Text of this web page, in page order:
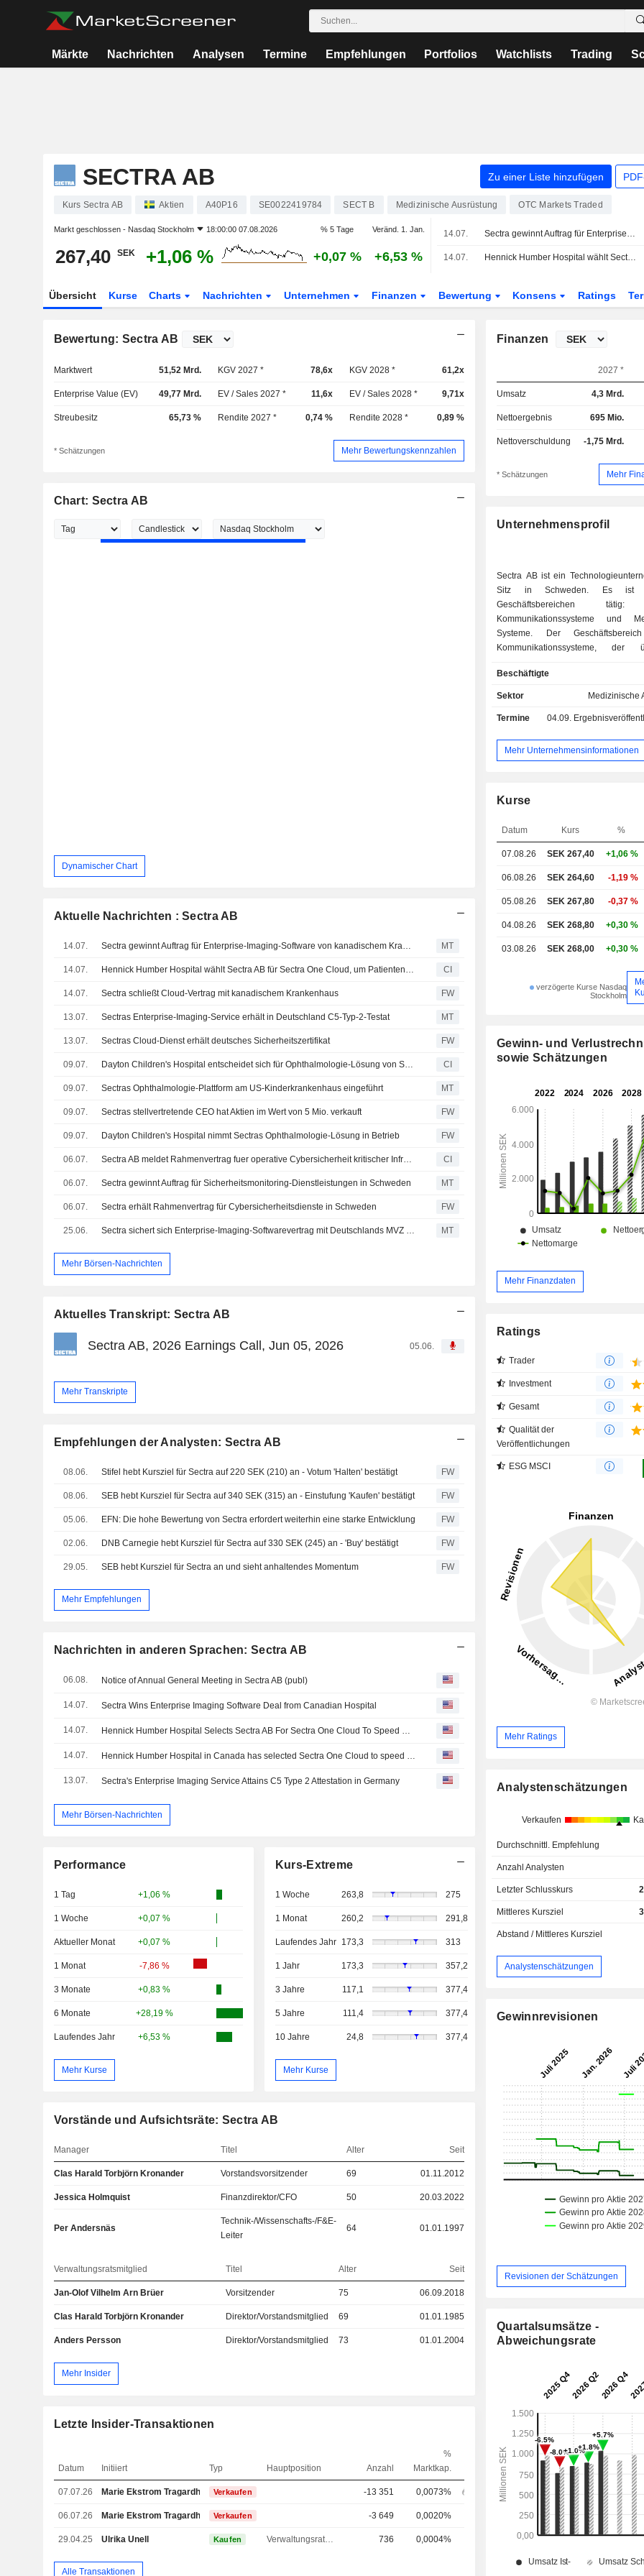
Märkte Nachrichten Analysen Termine Empfehlungen Portfolios Watchlists Trading
SECTRA AB Zu einer Liste hinzufügen
Kurs Sectra AB Aktien A40P16 SE0022419784 SECT B Medizinische Ausrüstung OTC Markets Traded
Markt geschlossen - Nasdaq Stockholm 18:00:00 07.08.2026 % 5 Tage Veränd. 1. Jan.
267,40 SEK +1,06 % +0,07 % +6,53 %
14.07. Sectra gewinnt Auftrag für Enterprise-Imaging-Software von kanadischem Krankenhaus
14.07. Hennick Humber Hospital wählt Sectra AB für Sectra One Cloud, um Patientendiagnostik durch verbesserte Radiologie-Workflows zu beschleunigen
Übersicht Kurse Charts Nachrichten Unternehmen Finanzen Bewertung Konsens Ratings
Bewertung: Sectra AB
Marktwert 51,52 Mrd. KGV 2027 * 78,6x KGV 2028 * 61,2x
Enterprise Value (EV) 49,77 Mrd. EV / Sales 2027 * 11,6x EV / Sales 2028 * 9,71x
Streubesitz 65,73 % Rendite 2027 * 0,74 % Rendite 2028 * 0,89 %
* Schätzungen Mehr Bewertungskennzahlen
Chart: Sectra AB
Dynamischer Chart
Aktuelle Nachrichten : Sectra AB
14.07. Sectra gewinnt Auftrag für Enterprise-Imaging-Software von kanadischem Krankenhaus MT
14.07. Hennick Humber Hospital wählt Sectra AB für Sectra One Cloud, um Patientendiagnostik durch verbesserte Radiologie-Workflows zu beschleunigen CI
14.07. Sectra schließt Cloud-Vertrag mit kanadischem Krankenhaus FW
13.07. Sectras Enterprise-Imaging-Service erhält in Deutschland C5-Typ-2-Testat MT
13.07. Sectras Cloud-Dienst erhält deutsches Sicherheitszertifikat FW
09.07. Dayton Children's Hospital entscheidet sich für Ophthalmologie-Lösung von Sectra AB zur Vereinheitlichung der Bildgebung über Fachbereiche hinweg CI
09.07. Sectras Ophthalmologie-Plattform am US-Kinderkrankenhaus eingeführt MT
09.07. Sectras stellvertretende CEO hat Aktien im Wert von 5 Mio. verkauft FW
09.07. Dayton Children's Hospital nimmt Sectras Ophthalmologie-Lösung in Betrieb FW
06.07. Sectra AB meldet Rahmenvertrag fuer operative Cybersicherheit kritischer Infrastruktur durch die schwedische Behoerde fuer Zivilschutz CI
06.07. Sectra gewinnt Auftrag für Sicherheitsmonitoring-Dienstleistungen in Schweden MT
06.07. Sectra erhält Rahmenvertrag für Cybersicherheitsdienste in Schweden FW
25.06. Sectra sichert sich Enterprise-Imaging-Softwarevertrag mit Deutschlands MVZ MedDiagnost MT
Mehr Börsen-Nachrichten
Aktuelles Transkript: Sectra AB
Sectra AB, 2026 Earnings Call, Jun 05, 2026 05.06.
Mehr Transkripte
Empfehlungen der Analysten: Sectra AB
08.06. Stifel hebt Kursziel für Sectra auf 220 SEK (210) an - Votum 'Halten' bestätigt FW
08.06. SEB hebt Kursziel für Sectra auf 340 SEK (315) an - Einstufung 'Kaufen' bestätigt FW
05.06. EFN: Die hohe Bewertung von Sectra erfordert weiterhin eine starke Entwicklung FW
02.06. DNB Carnegie hebt Kursziel für Sectra auf 330 SEK (245) an - 'Buy' bestätigt FW
29.05. SEB hebt Kursziel für Sectra an und sieht anhaltendes Momentum FW
Mehr Empfehlungen
Nachrichten in anderen Sprachen: Sectra AB
06.08. Notice of Annual General Meeting in Sectra AB (publ)
14.07. Sectra Wins Enterprise Imaging Software Deal from Canadian Hospital
14.07. Hennick Humber Hospital Selects Sectra AB For Sectra One Cloud To Speed Up Patient Diagnostics With Improved Radiology Workflows
14.07. Hennick Humber Hospital in Canada has selected Sectra One Cloud to speed up patient diagnostics with improved radiology workflows
13.07. Sectra's Enterprise Imaging Service Attains C5 Type 2 Attestation in Germany
Mehr Börsen-Nachrichten
Performance
1 Tag +1,06 %
1 Woche +0,07 %
Aktueller Monat +0,07 %
1 Monat -7,86 %
3 Monate +0,83 %
6 Monate +28,19 %
Laufendes Jahr +6,53 %
Mehr Kurse
Kurs-Extreme
1 Woche 263,8 275
1 Monat 260,2 291,8
Laufendes Jahr 173,3 313
1 Jahr 173,3 357,2
3 Jahre 117,1 377,4
5 Jahre 111,4 377,4
10 Jahre 24,8 377,4
Mehr Kurse
Vorstände und Aufsichtsräte: Sectra AB
Manager Titel Alter Seit
Clas Harald Torbjörn Kronander Vorstandsvorsitzender 69 01.11.2012
Jessica Holmquist Finanzdirektor/CFO 50 20.03.2022
Per Andersnäs
Technik-/Wissenschafts-/F&E-
Leiter
64 01.01.1997
Verwaltungsratsmitglied Titel Alter Seit
Jan-Olof Vilhelm Arn Brüer Vorsitzender 75 06.09.2018
Clas Harald Torbjörn Kronander Direktor/Vorstandsmitglied 69 01.01.1985
Anders Persson Direktor/Vorstandsmitglied 73 01.01.2004
Mehr Insider
Letzte Insider-Transaktionen
Datum Initiiert Typ Hauptposition Anzahl
%
Marktkap.
07.07.26 Marie Ekstrom Tragardh Verkaufen -13 351 0,0073%
06.07.26 Marie Ekstrom Tragardh Verkaufen -3 649 0,0020%
29.04.25 Ulrika Unell Kaufen 736 0,0004%
Alle Transaktionen
Finanzen
2027 *
Umsatz 4,3 Mrd.
Nettoergebnis 695 Mio.
Nettoverschuldung -1,75 Mrd.
* Schätzungen Mehr
Unternehmensprofil
Sectra AB ist ein
Sitz in Schweden. Es ist
Geschäftsbereichen tätig:
Kommunikationssysteme und
Systeme. Der
Kommunikationssysteme, der
betrieben wird, bietet
Kunden, die mit Verschlusssachen
Verteidigungsministerien und
Der Geschäftsbereich Medical
über die Tochtergesellschaft Sectra
Upgrade-Vereinbarungen,
öffentliche und private
an. Das Unternehmen hat
zusammen. Zum 30. April 2012
Tochtergesellschaften, die sich
seinem Besitz befanden, sowie
100 % in seinem Besitz befanden.
Beschäftigte
Sektor Medizinische
Termine 04.09.
Mehr Unternehmensinformationen
Kurse
Datum Kurs %
07.08.26 SEK 267,40 +1,06 %
06.08.26 SEK 264,60 -1,19 %
05.08.26 SEK 267,80 -0,37 %
04.08.26 SEK 268,80 +0,30 %
03.08.26 SEK 268,00 +0,30 %
verzögerte Kurse Nasdaq
Stockholm
Gewinn- und
sowie Schätzungen
Mehr Finanzdaten
Ratings
Trader
Investment
Gesamt
Qualität der
Veröffentlichungen
ESG MSCI
Mehr Ratings
Analystenschätzungen
Verkaufen
Durchschnittl. Empfehlung
Anzahl Analysten
Letzter Schlusskurs
Mittleres Kursziel
Abstand / Mittleres Kursziel
Analystenschätzungen
Gewinnrevisionen
Revisionen der Schätzungen
Quartalsumsätze -
Abweichungsrate